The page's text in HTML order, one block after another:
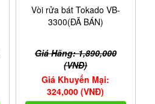
Vòi rửa bát Tokado VB-
3300(ĐÃ BÁN)
Giá Hãng: 1,890,000
(VNĐ)
Giá Khuyến Mại:
324,000 (VNĐ)